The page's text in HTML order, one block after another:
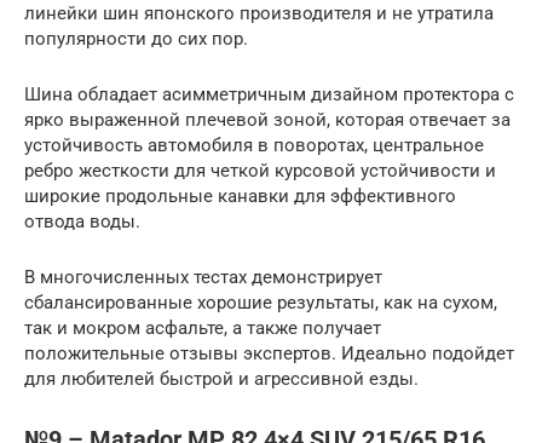
линейки шин японского производителя и не утратила
популярности до сих пор.
Шина обладает асимметричным дизайном протектора с
ярко выраженной плечевой зоной, которая отвечает за
устойчивость автомобиля в поворотах, центральное
ребро жесткости для четкой курсовой устойчивости и
широкие продольные канавки для эффективного
отвода воды.
В многочисленных тестах демонстрирует
сбалансированные хорошие результаты, как на сухом,
так и мокром асфальте, а также получает
положительные отзывы экспертов. Идеально подойдет
для любителей быстрой и агрессивной езды.